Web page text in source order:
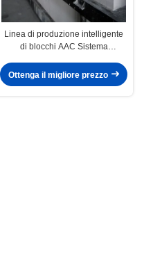
Linea di produzione intelligente
di blocchi AAC Sistema
Ottenga il migliore prezzo